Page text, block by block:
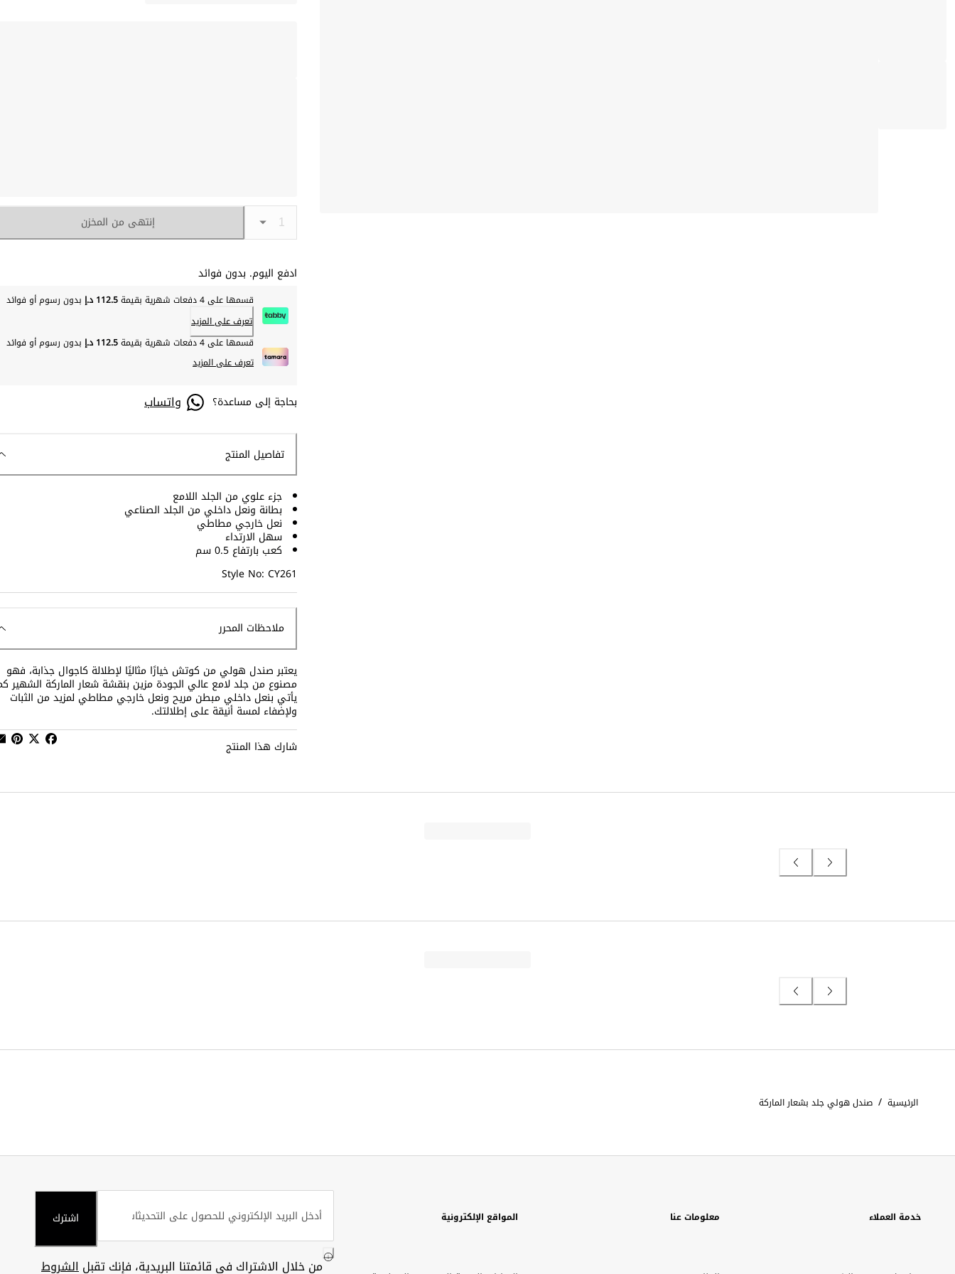
إنتهى من المخزن
ادفع اليوم. بدون فوائد
قسمها على 4 دفعات شهرية بقيمة 112.5 د.إ
بدون رسوم أو فوائد
تعرف على المزيد
قسمها على 4 دفعات شهرية بقيمة
112.5 د.إ
بدون رسوم أو فوائد
تعرف على المزيد
بحاجة إلى مساعدة؟ واتساب
تفاصيل المنتج
جزء علوي من الجلد اللامع
بطانة ونعل داخلي من الجلد الصناعي
نعل خارجي مطاطي
سهل الارتداء
كعب بارتفاع 0.5 سم
Style No: CY261
ملاحظات المحرر
يعتبر صندل هولي من كوتش خيارًا مثاليًا لإطلالة كاجوال جذابة، فهو
مصنوع من جلد لامع عالي الجودة مزين بنقشة شعار الماركة الشهير
يأتي بنعل داخلي مبطن مريح ونعل خارجي مطاطي لمزيد من الثبات
ولإضفاء لمسة أنيقة على إطلالتك.
شارك هذا المنتج
الرئيسية / صندل هولي جلد بشعار الماركة
خدمة العملاء معلومات عنا المواقع الإلكترونية اشترك
من خلال الاشتراك في قائمتنا البريدية، فإنك تقبلالشروط